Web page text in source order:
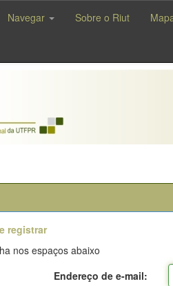
Navegar Sobre o Riut
registrar
nos espaços abaixo
Endereço de e-mail: